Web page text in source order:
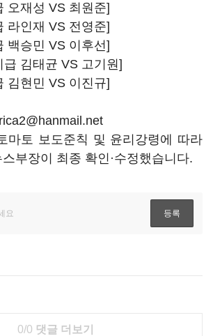
오재성 VS 최원준]
라인재 VS 전영준]
백승민 VS 이후선]
김태균 VS 고기원]
김현민 VS 이진규]
마토 보도준칙 및 윤리강령에 따라
부장이 최종 확인·수정했습니다.
0/0 댓글 더보기